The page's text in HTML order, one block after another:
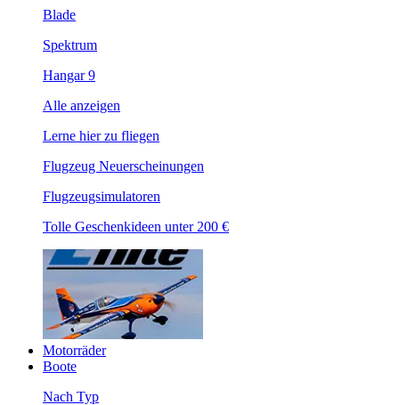
Blade
Spektrum
Hangar 9
Alle anzeigen
Lerne hier zu fliegen
Flugzeug Neuerscheinungen
Flugzeugsimulatoren
Tolle Geschenkideen unter 200 €
Motorräder
Boote
Nach Typ